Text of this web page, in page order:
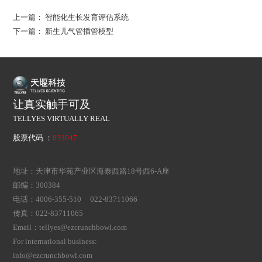
上一篇： 智能化生长发育评估系统
下一篇：
新生儿气管插管模型
让真实触手可及
TELLYES VIRTUALLY REAL
股票代码 ：833047
地址：天津市华苑产业区海泰西路18号西6-A座
邮编：300384
电话：4006-355-510 022-83711066
传真：022-83711065
Email：tellyes@ezcrunchbowl.com
For international business:
info@ezcrunchbowl.com